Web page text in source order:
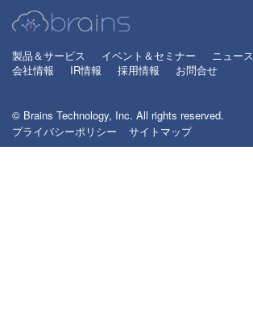
製品＆サービス イベント＆セミナー ニュース
会社情報
IR情報 採用情報 お問合せ
© Brains Technology, Inc. All rights reserved.
プライバシーポリシー
サイトマップ